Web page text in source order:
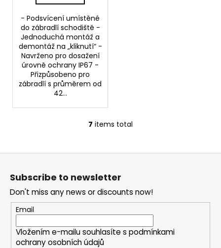
- Podsvícení umístěné
do zábradlí schodiště -
Jednoduchá montáž a
demontáž na „kliknutí“ -
Navrženo pro dosažení
úrovně ochrany IP67 -
Přizpůsobeno pro
zábradlí s průměrem od
42...
L
s
i
n
g
c
o
n
t
7 items total
F
Subscribe to newsletter
Don't miss any news or discounts now!
Email
Vložením e-mailu souhlasíte s podmínkami
ochrany osobních údajů